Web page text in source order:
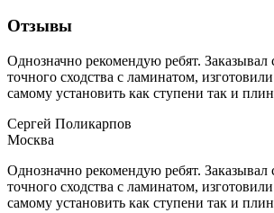
Отзывы
Однозначно рекомендую ребят.
точного сходства с ламинатом,
самому установить как ступени так и
Сергей Поликарпов
Москва
Однозначно рекомендую ребят.
точного сходства с ламинатом,
самому установить как ступени так и